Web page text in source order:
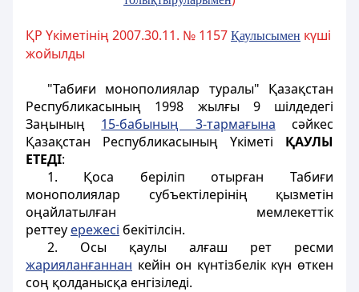
ҚР Үкіметінің 2007.30.11. № 1157 Қаулысымен күші
жойылды
"Табиғи монополиялар туралы" Қазақстан
Республикасының 1998 жылғы 9 шілдедегi
Заңының 15-бабының 3-тармағына сәйкес
Қазақстан Республикасының Үкіметі ҚАУЛЫ
ЕТЕДI:
1. Қоса беріліп отырған Табиғи
монополиялар субъектiлерiнiң қызметін
оңайлатылған мемлекеттік
реттеу ережесi бекітілсiн.
2. Осы қаулы алғаш рет ресми
жарияланғаннан кейiн он күнтiзбелiк күн өткен
соң қолданысқа енгізіледі.